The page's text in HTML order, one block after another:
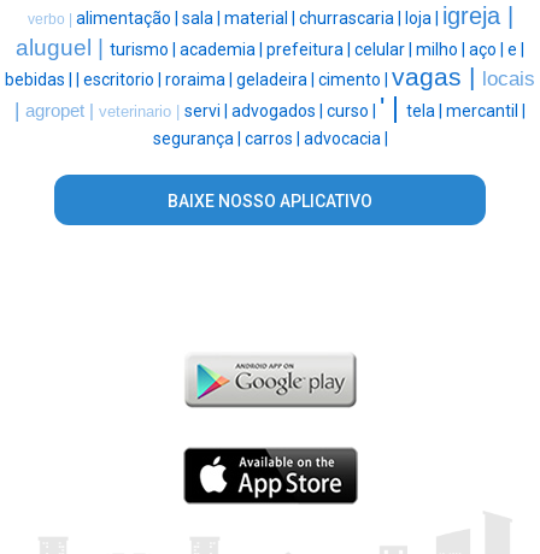
verbo | alimentação | sala | material | churrascaria | loja | igreja |
aluguel | turismo | academia | prefeitura | celular | milho | aço | e |
bebidas | | escritorio | roraima | geladeira | cimento | vagas | locais
| agropet | veterinario | servi | advogados | curso | ' | tela | mercantil |
segurança | carros | advocacia |
BAIXE NOSSO APLICATIVO